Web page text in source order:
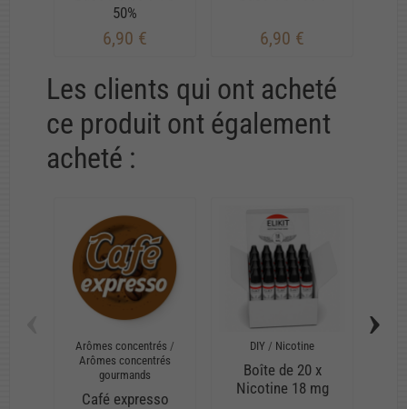
50%
6,90 € 6,90 €
Les clients qui ont acheté
ce produit ont également
acheté :
Arômes concentrés /
Arômes concentrés
gourmands
Café expresso
DIY / Nicotine
Boîte de 20 x
Nicotine 18 mg
›